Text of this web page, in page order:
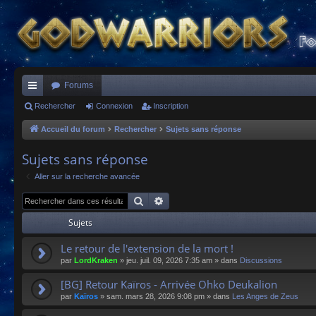
ac
co
s
Forums
Rechercher Connexion Inscription
Accueil du forum Rechercher Sujets sans réponse
Sujets sans réponse
Aller sur la recherche avancée
Rechercher
Sujets
Le retour de l'extension de la mort !
par LordKraken » jeu. juil. 09, 2026 7:35 am » dans Discussions
[BG] Retour Kaïros - Arrivée Ohko Deukalion
par Kaïros » sam. mars 28, 2026 9:08 pm » dans Les Anges de Zeus